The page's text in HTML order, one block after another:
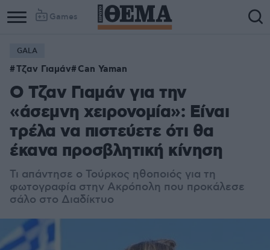
Games
GALA
Τζαν Γιαμάν Can Yaman
Ο Τζαν Γιαμάν για την
«άσεμνη χειρονομία»: Είναι
τρέλα να πιστεύετε ότι θα
έκανα προσβλητική κίνηση
Τι απάντησε ο Τούρκος ηθοποιός για τη
φωτογραφία στην Ακρόπολη που προκάλεσε
σάλο στο Διαδίκτυο